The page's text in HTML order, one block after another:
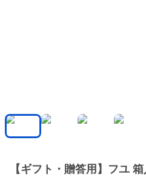
【ギフト・贈答用】フユ